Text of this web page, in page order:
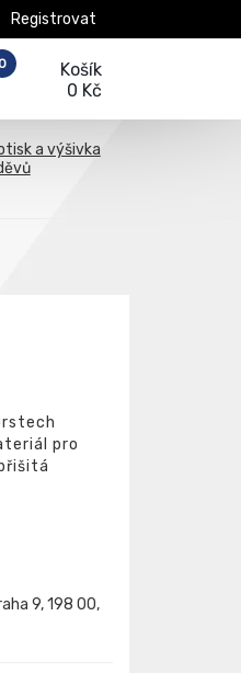
Registrovat
Košík
0 Kč
a výšivka
pro
9, 198 00,